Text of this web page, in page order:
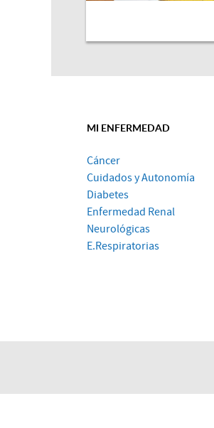
MI ENFERMEDAD
Cáncer
Cuidados y Autonomía
Diabetes
Enfermedad Renal
Neurológicas
E.Respiratorias